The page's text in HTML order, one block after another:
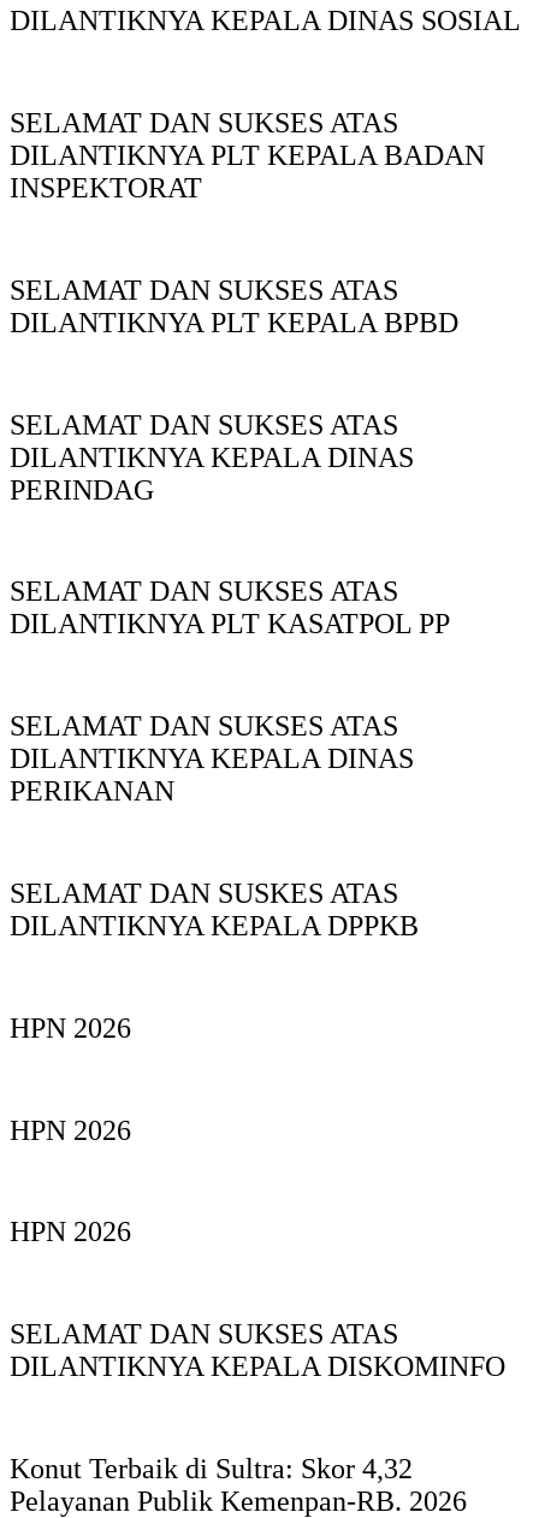
DILANTIKNYA KEPALA DINAS SOSIAL
SELAMAT DAN SUKSES ATAS
DILANTIKNYA PLT KEPALA BADAN
INSPEKTORAT
SELAMAT DAN SUKSES ATAS
DILANTIKNYA PLT KEPALA BPBD
SELAMAT DAN SUKSES ATAS
DILANTIKNYA KEPALA DINAS
PERINDAG
SELAMAT DAN SUKSES ATAS
DILANTIKNYA PLT KASATPOL PP
SELAMAT DAN SUKSES ATAS
DILANTIKNYA KEPALA DINAS
PERIKANAN
SELAMAT DAN SUSKES ATAS
DILANTIKNYA KEPALA DPPKB
HPN 2026
HPN 2026
HPN 2026
SELAMAT DAN SUKSES ATAS
DILANTIKNYA KEPALA DISKOMINFO
Konut Terbaik di Sultra: Skor 4,32
Pelayanan Publik Kemenpan-RB. 2026